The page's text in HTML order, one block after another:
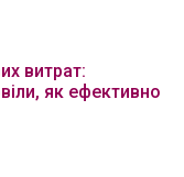
витрат:
як ефективно